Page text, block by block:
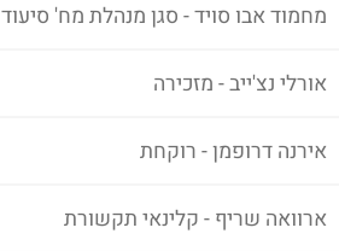
מחמוד אבו סויד - סגן מנהלת מח' סיעוד
אורלי נצ'ייב - מזכירה
אירנה דרופמן - רוקחת
ארוואה שריף - קלינאי תקשורת